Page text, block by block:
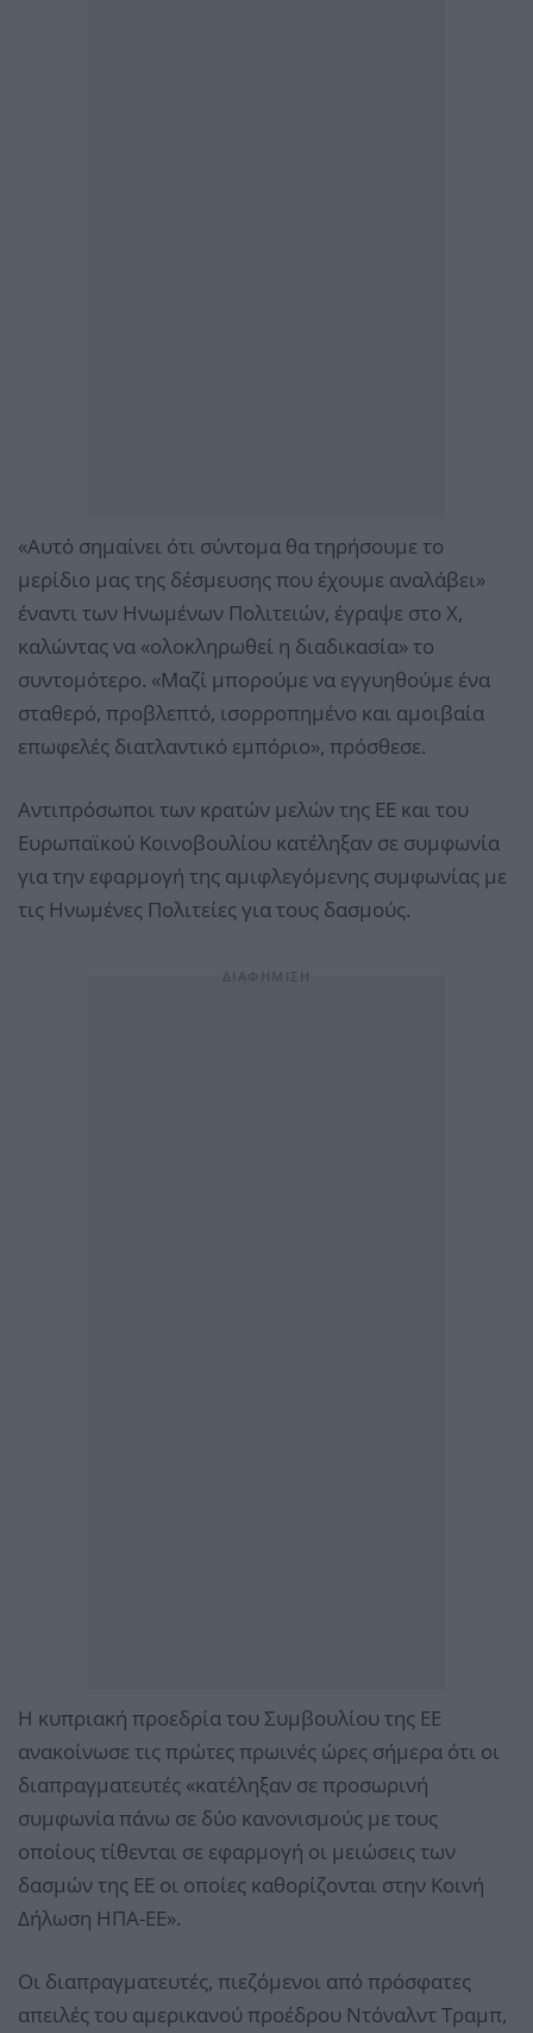
«Αυτό σημαίνει ότι σύντομα θα τηρήσουμε το
μερίδιο μας της δέσμευσης που έχουμε αναλάβει»
έναντι των Ηνωμένων Πολιτειών, έγραψε στο X,
καλώντας να «ολοκληρωθεί η διαδικασία» το
συντομότερο. «Μαζί μπορούμε να εγγυηθούμε ένα
σταθερό, προβλεπτό, ισορροπημένο και αμοιβαία
επωφελές διατλαντικό εμπόριο», πρόσθεσε.
Αντιπρόσωποι των κρατών μελών της ΕΕ και του
Ευρωπαϊκού Κοινοβουλίου κατέληξαν σε συμφωνία
για την εφαρμογή της αμιφλεγόμενης συμφωνίας με
τις Ηνωμένες Πολιτείες για τους δασμούς.
Η κυπριακή προεδρία του Συμβουλίου της ΕΕ
ανακοίνωσε τις πρώτες πρωινές ώρες σήμερα ότι οι
διαπραγματευτές «κατέληξαν σε προσωρινή
συμφωνία πάνω σε δύο κανονισμούς με τους
οποίους τίθενται σε εφαρμογή οι μειώσεις των
δασμών της ΕΕ οι οποίες καθορίζονται στην Κοινή
Δήλωση ΗΠΑ-ΕΕ».
Οι διαπραγματευτές, πιεζόμενοι από πρόσφατες
απειλές του αμερικανού προέδρου Ντόναλντ Τραμπ,